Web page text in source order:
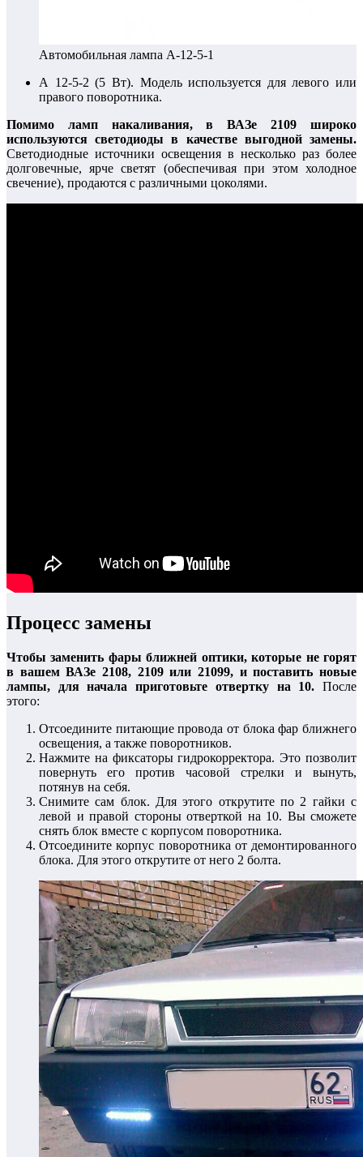
Автомобильная лампа А-12-5-1
А 12-5-2 (5 Вт). Модель используется для левого или
правого поворотника.
Помимо ламп накаливания, в ВАЗе 2109 широко
используются светодиоды в качестве выгодной замены.
Светодиодные источники освещения в несколько раз более
долговечные, ярче светят (обеспечивая при этом холодное
свечение), продаются с различными цоколями.
Процесс замены
Чтобы заменить фары ближней оптики, которые не горят
в вашем ВАЗе 2108, 2109 или 21099, и поставить новые
лампы, для начала приготовьте отвертку на 10. После
этого:
Отсоедините питающие провода от блока фар ближнего
освещения, а также поворотников.
Нажмите на фиксаторы гидрокорректора. Это позволит
повернуть его против часовой стрелки и вынуть,
потянув на себя.
Снимите сам блок. Для этого открутите по 2 гайки с
левой и правой стороны отверткой на 10. Вы сможете
снять блок вместе с корпусом поворотника.
Отсоедините корпус поворотника от демонтированного
блока. Для этого открутите от него 2 болта.